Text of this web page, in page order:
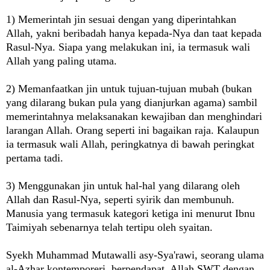
1) Memerintah jin sesuai dengan yang diperintahkan
Allah, yakni beribadah hanya kepada-Nya dan taat kepada
Rasul-Nya. Siapa yang melakukan ini, ia termasuk wali
Allah yang paling utama.
2) Memanfaatkan jin untuk tujuan-tujuan mubah (bukan
yang dilarang bukan pula yang dianjurkan agama) sambil
memerintahnya melaksanakan kewajiban dan menghindari
larangan Allah. Orang seperti ini bagaikan raja. Kalaupun
ia termasuk wali Allah, peringkatnya di bawah peringkat
pertama tadi.
3) Menggunakan jin untuk hal-hal yang dilarang oleh
Allah dan Rasul-Nya, seperti syirik dan membunuh.
Manusia yang termasuk kategori ketiga ini menurut Ibnu
Taimiyah sebenarnya telah tertipu oleh syaitan.
Syekh Muhammad Mutawalli asy-Sya'rawi, seorang ulama